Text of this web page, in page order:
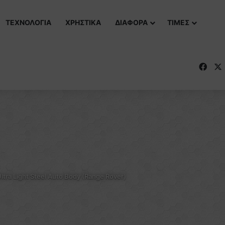
ΤΕΧΝΟΛΟΓΙΑ ΧΡΗΣΤΙΚΑ ΔΙΑΦΟΡΑ ΤΙΜΕΣ
Light Steel Auto Body (Range Rover)